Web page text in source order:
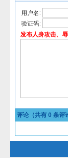
用户名:
验证码:
发布人身攻击、
评论（共有 0 条评